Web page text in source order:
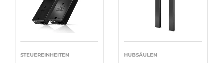
STEUEREINHEITEN HUBSÄULEN